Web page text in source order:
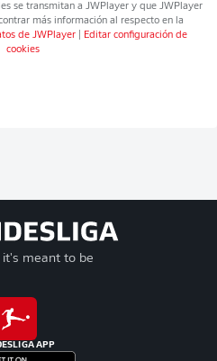
se transmitan a JWPlayery que JWPlayer
más información al respecto en la
de JWPlayer
Editar configuración de
cookies
it's meant to be
APP